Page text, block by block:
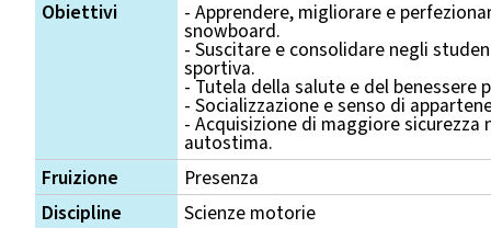
Obiettivi
- Apprendere, migliorare e
snowboard.
- Suscitare e consolidare negli
sportiva.
- Tutela della salute e del benessere
- Socializzazione e senso di
- Acquisizione di maggiore
autostima.
Fruizione
Presenza
Discipline
Scienze motorie